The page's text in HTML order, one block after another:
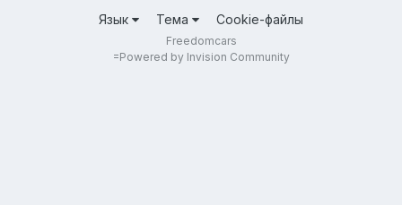
Язык Тема Cookie-файлы
Freedomcars
=Powered by Invision Community